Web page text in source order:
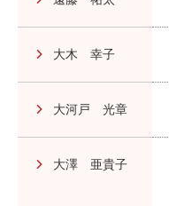
大木 幸子
大河戸 光章
大澤 亜貴子